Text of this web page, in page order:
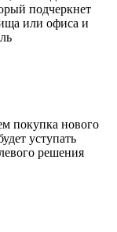
подчеркнет
или офиса и
покупка нового
уступать
решения